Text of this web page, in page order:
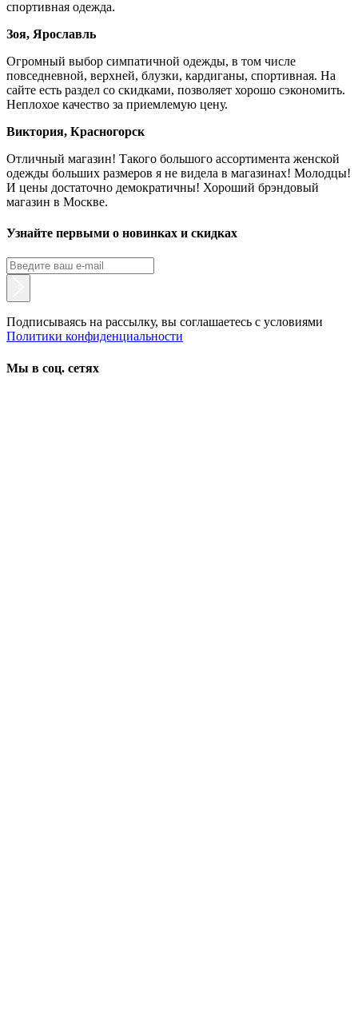
спортивная одежда.
Зоя, Ярославль
Огромный выбор симпатичной одежды, в том числе
повседневной, верхней, блузки, кардиганы, спортивная. На
сайте есть раздел со скидками, позволяет хорошо сэкономить.
Неплохое качество за приемлемую цену.
Виктория, Красногорск
Отличный магазин! Такого большого ассортимента женской
одежды больших размеров я не видела в магазинах! Молодцы!
И цены достаточно демократичны! Хороший брэндовый
магазин в Москве.
Узнайте первыми о новинках и скидках
Подписываясь на рассылку, вы соглашаетесь с условиями
Политики конфиденциальности
Мы в соц. сетях